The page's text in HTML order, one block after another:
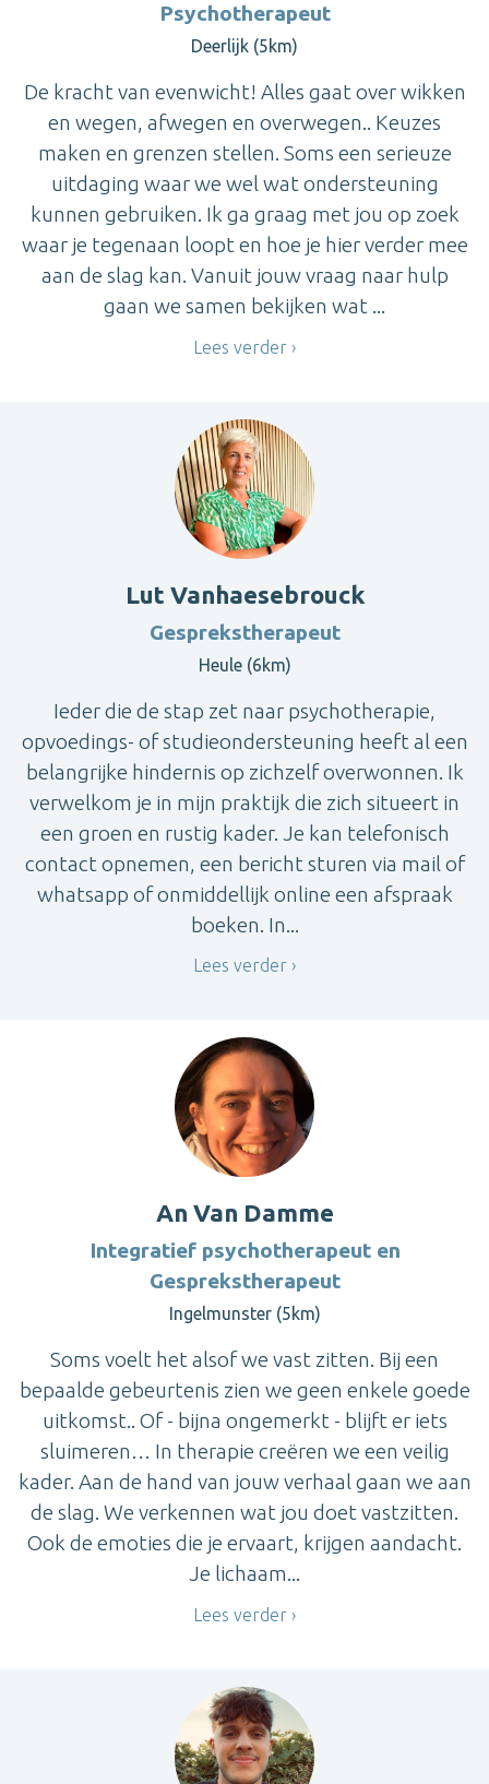
Psychotherapeut
Deerlijk (5km)
De kracht van evenwicht! Alles gaat over wikken
en wegen, afwegen en overwegen.. Keuzes
maken en grenzen stellen. Soms een serieuze
uitdaging waar we wel wat ondersteuning
kunnen gebruiken. Ik ga graag met jou op zoek
waar je tegenaan loopt en hoe je hier verder mee
aan de slag kan. Vanuit jouw vraag naar hulp
gaan we samen bekijken wat ...
Lees verder
Lut Vanhaesebrouck
Gesprekstherapeut
Heule (6km)
Ieder die de stap zet naar psychotherapie,
opvoedings- of studieondersteuning heeft al een
belangrijke hindernis op zichzelf overwonnen. Ik
verwelkom je in mijn praktijk die zich situeert in
een groen en rustig kader. Je kan telefonisch
contact opnemen, een bericht sturen via mail of
whatsapp of onmiddellijk online een afspraak
boeken. In...
Lees verder
An Van Damme
Integratief psychotherapeut en
Gesprekstherapeut
Ingelmunster (5km)
Soms voelt het alsof we vast zitten. Bij een
bepaalde gebeurtenis zien we geen enkele goede
uitkomst.. Of - bijna ongemerkt - blijft er iets
sluimeren… In therapie creëren we een veilig
kader. Aan de hand van jouw verhaal gaan we aan
de slag. We verkennen wat jou doet vastzitten.
Ook de emoties die je ervaart, krijgen aandacht.
Je lichaam...
Lees verder